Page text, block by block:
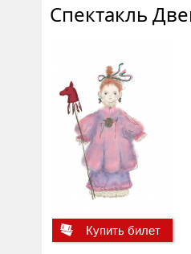
Спектакль
Купить билет